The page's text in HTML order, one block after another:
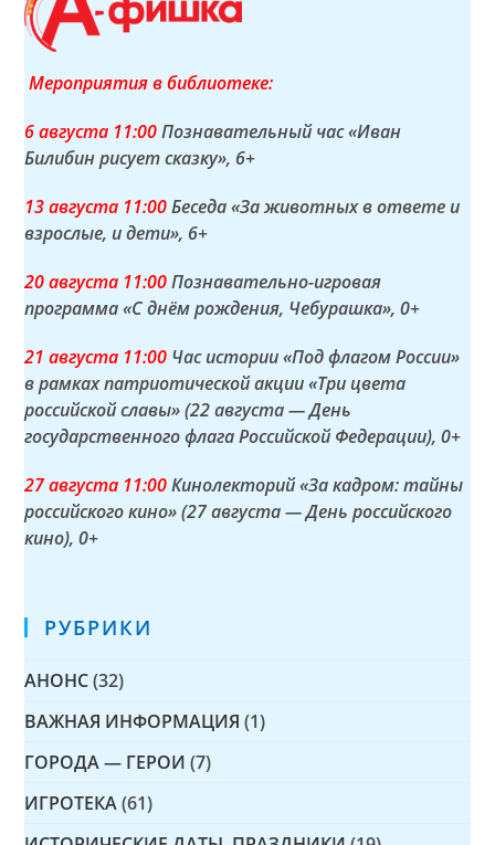
Мероприятия в библиотеке:
6 августа 11:00Познавательный час «Иван
Билибин рисует сказку», 6+
13 августа 11:00Беседа «За животных в ответе и
взрослые, и дети», 6+
20 августа 11:00Познавательно-игровая
программа «С днём рождения, Чебурашка», 0+
21 августа 11:00 Час истории «Под флагом России»
в рамках патриотической акции «Три цвета
российской славы» (22 августа — День
государственного флага Российской Федерации), 0+
27 августа 11:00Кинолекторий «За кадром: тайны
российского кино» (27 августа — День российского
кино), 0+
РУБРИКИ
АНОНС (32)
ВАЖНАЯ ИНФОРМАЦИЯ (1)
ГОРОДА — ГЕРОИ (7)
ИГРОТЕКА (61)